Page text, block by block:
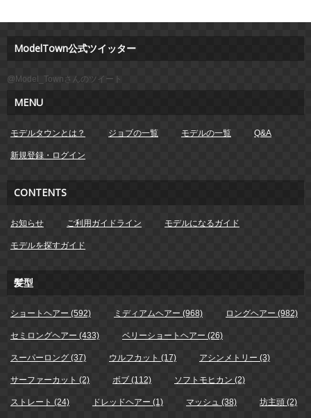
ModelTown公式ツイッター
@Model_Townさんのツイート
MENU
モデルタウンとは？ ジョブの一覧 モデルの一覧 Q&A
新規登録・ログイン
CONTENTS
お知らせ ご利用ガイドライン モデルになるガイド
モデルを探すガイド
髪型
ショートヘアー (592) ミディアムヘアー (968) ロングヘアー (982)
セミロングヘアー (433) ベリーショートヘアー (26)
スーパーロング (37) ウルフカット (17) アシンメトリー (3)
サーファーカット (2) ボブ (112) ソフトモヒカン (2)
ストレート (24) ドレッドヘアー (1) マッシュ (38) 坊主頭 (2)